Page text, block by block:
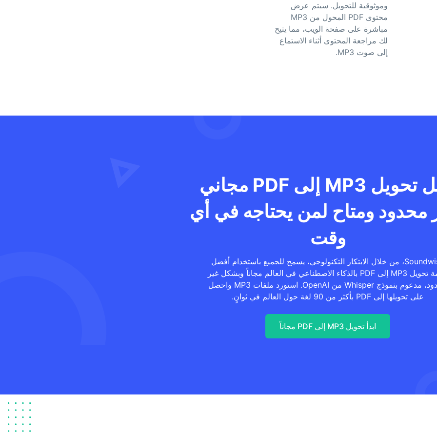
وموثوقية للتحويل. سيتم عرض
محتوى PDF المحول من MP3
مباشرة على صفحة الويب، مما يتيح
لك مراجعة المحتوى أثناء الاستماع
إلى صوت MP3.
جعل تحويل MP3 إلى PDF مجاني
محدود ومتاح لمن يحتاجه في أي
وقت
Soundwise، من خلال الابتكار التكنولوجي، يسمح للجميع باستخدام أفضل
خدمة تحويل MP3 إلى PDF بالذكاء الاصطناعي في العالم مجاناً وبشكل غير
محدود، مدعوم بنموذج Whisper من OpenAI. استورد ملفات MP3 واحصل
على تحويلها إلى PDF بأكثر من 90 لغة حول العالم في ثوانٍ.
ابدأ تحويل MP3 إلى PDF مجاناً